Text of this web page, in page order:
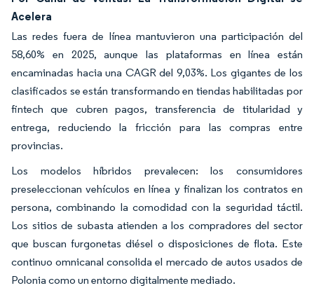
Acelera
Las redes fuera de línea mantuvieron una participación del
58,60% en 2025, aunque las plataformas en línea están
encaminadas hacia una CAGR del 9,03%. Los gigantes de los
clasificados se están transformando en tiendas habilitadas por
fintech que cubren pagos, transferencia de titularidad y
entrega, reduciendo la fricción para las compras entre
provincias.
Los modelos híbridos prevalecen: los consumidores
preseleccionan vehículos en línea y finalizan los contratos en
persona, combinando la comodidad con la seguridad táctil.
Los sitios de subasta atienden a los compradores del sector
que buscan furgonetas diésel o disposiciones de flota. Este
continuo omnicanal consolida el mercado de autos usados de
Polonia como un entorno digitalmente mediado.